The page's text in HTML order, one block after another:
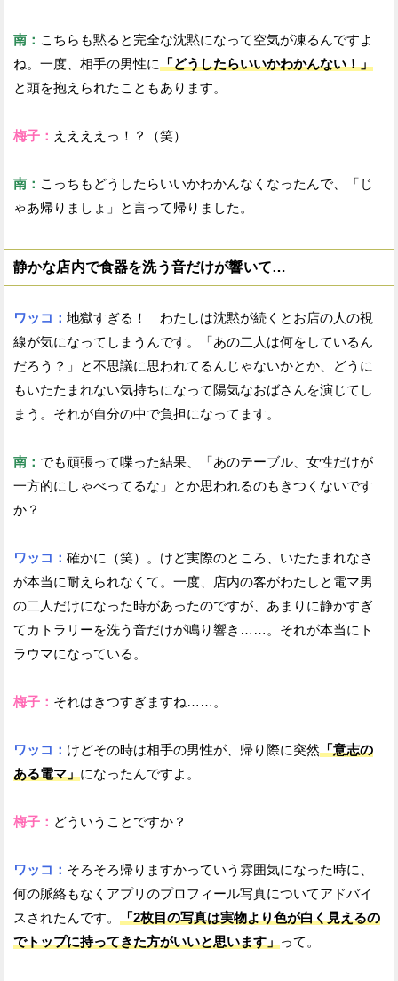
南： こちらも黙ると完全な沈黙になって空気が凍るんですよ
ね。一度、相手の男性に「どうしたらいいかわかんない！」
と頭を抱えられたこともあります。
梅子： ええええっ！？（笑）
南： こっちもどうしたらいいかわかんなくなったんで、「じ
ゃあ帰りましょ」と言って帰りました。
静かな店内で食器を洗う音だけが響いて…
ワッコ： 地獄すぎる！ わたしは沈黙が続くとお店の人の視
線が気になってしまうんです。「あの二人は何をしているん
だろう？」と不思議に思われてるんじゃないかとか、どうに
もいたたまれない気持ちになって陽気なおばさんを演じてし
まう。それが自分の中で負担になってます。
南： でも頑張って喋った結果、「あのテーブル、女性だけが
一方的にしゃべってるな」とか思われるのもきつくないです
か？
ワッコ： 確かに（笑）。けど実際のところ、いたたまれなさ
が本当に耐えられなくて。一度、店内の客がわたしと電マ男
の二人だけになった時があったのですが、あまりに静かすぎ
てカトラリーを洗う音だけが鳴り響き……。それが本当にト
ラウマになっている。
梅子： それはきつすぎますね……。
ワッコ： けどその時は相手の男性が、帰り際に突然「意志の
ある電マ」になったんですよ。
梅子： どういうことですか？
ワッコ： そろそろ帰りますかっていう雰囲気になった時に、
何の脈絡もなくアプリのプロフィール写真についてアドバイ
スされたんです。 「2枚目の写真は実物より色が白く見えるの
でトップに持ってきた方がいいと思います」って。